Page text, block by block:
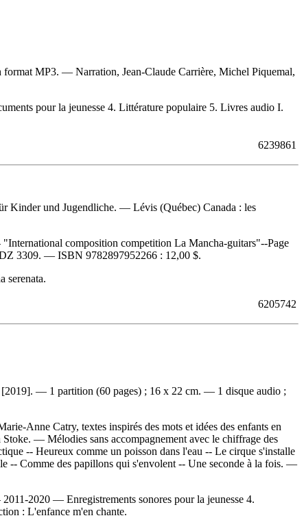
MP3. — Narration, Jean-Claude Carrière, Michel Piquemal,
pour la jeunesse 4. Littérature populaire 5. Livres audio I.
6239861
Kinder und Jugendliche. — Lévis (Québec) Canada : les
composition competition La Mancha-guitars"--Page
3309. — ISBN 9782897952266 : 12,00 $.
serenata.
6205742
— 1 partition (60 pages) ; 16 x 22 cm. — 1 disque audio ;
Anne Catry, textes inspirés des mots et idées des enfants en
— Mélodies sans accompagnement avec le chiffrage des
-- Heureux comme un poisson dans l'eau -- Le cirque s'installe
-- Comme des papillons qui s'envolent -- Une seconde à la fois. —
2020 — Enregistrements sonores pour la jeunesse 4.
: L'enfance m'en chante.